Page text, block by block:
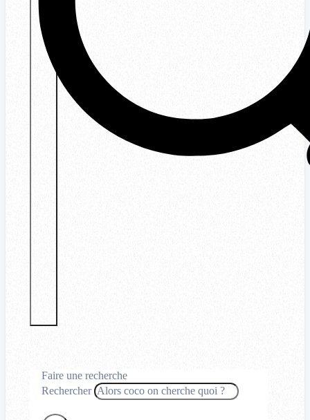
Faire une recherche
Rechercher